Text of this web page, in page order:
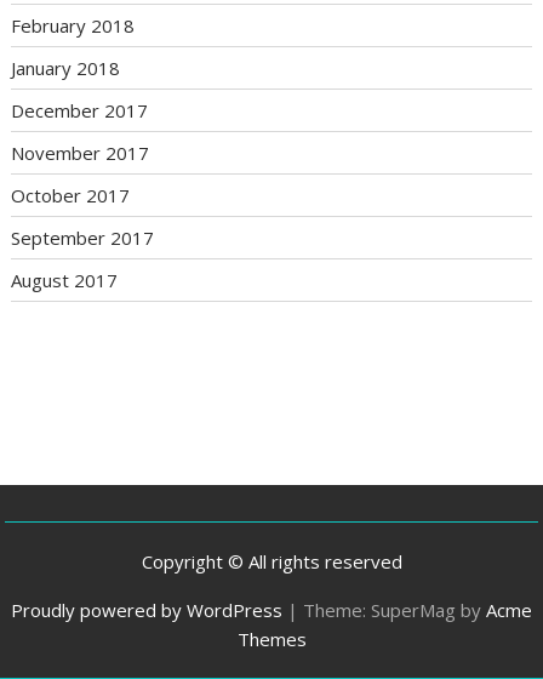
February 2018
January 2018
December 2017
November 2017
October 2017
September 2017
August 2017
Copyright © All rights reserved
Proudly powered by WordPress | Theme: SuperMag by Acme
Themes